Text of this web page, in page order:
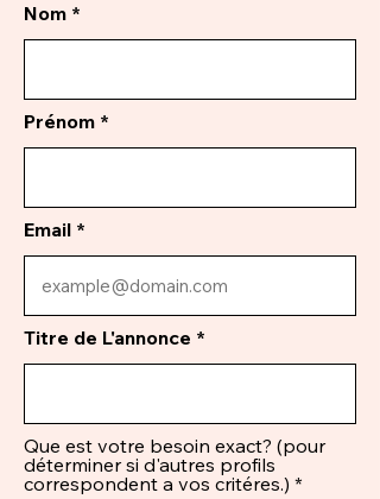
Nom
Prénom
Email
Titre de L'annonce
Que est votre besoin exact? (pour
déterminer si d'autres profils
correspondent a vos critéres.)